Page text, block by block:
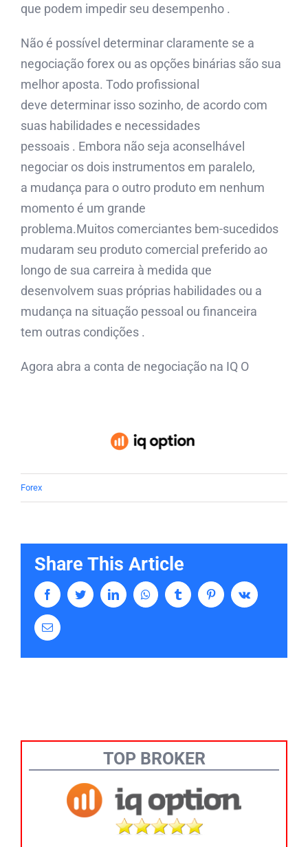
que podem impedir seu desempenho .
Não é possível determinar claramente se a
negociação forex ou as opções binárias são sua
melhor aposta. Todo profissional
deve determinar isso sozinho, de acordo com
suas habilidades e necessidades
pessoais . Embora não seja aconselhável
negociar os dois instrumentos em paralelo,
a mudança para o outro produto em nenhum
momento é um grande
problema.Muitos comerciantes bem-sucedidos
mudaram seu produto comercial preferido ao
longo de sua carreira à medida que
desenvolvem suas próprias habilidades ou a
mudança na situação pessoal ou financeira
tem outras condições .
Agora abra a conta de negociação na IQ O
Forex
Share This Article
FacebookTwitterLinkedInWhatsappTumblr PinterestVk
Email
TOP BROKER